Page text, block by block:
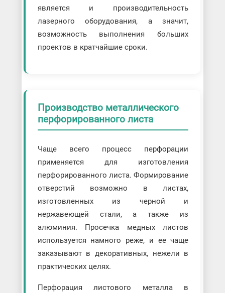
является и производительность
лазерного оборудования, а значит,
возможность выполнения больших
проектов в кратчайшие сроки.
Производство металлического
перфорированного листа
Чаще всего процесс перфорации
применяется для изготовления
перфорированного листа. Формирование
отверстий возможно в листах,
изготовленных из черной и
нержавеющей стали, а также из
алюминия. Просечка медных листов
используется намного реже, и ее чаще
заказывают в декоративных, нежели в
практических целях.
Перфорация листового металла в